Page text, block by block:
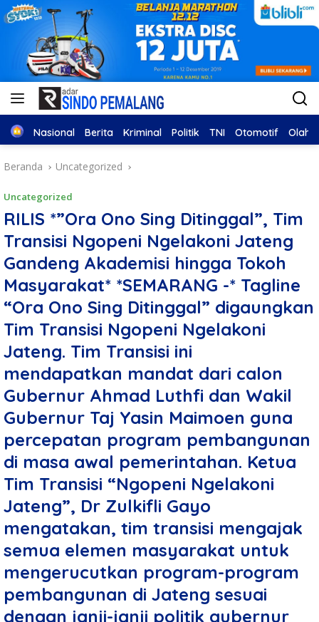
Home
Nasional Berita Kriminal Politik TNI Otomotif
Beranda Uncategorized
Uncategorized
RILIS *”Ora Ono Sing Ditinggal”, Tim
Transisi Ngopeni Ngelakoni Jateng
Gandeng Akademisi hingga Tokoh
Masyarakat* *SEMARANG -* Tagline
“Ora Ono Sing Ditinggal” digaungkan
Tim Transisi Ngopeni Ngelakoni
Jateng. Tim Transisi ini
mendapatkan mandat dari calon
Gubernur Ahmad Luthfi dan Wakil
Gubernur Taj Yasin Maimoen guna
percepatan program pembangunan
di masa awal pemerintahan. Ketua
Tim Transisi “Ngopeni Ngelakoni
Jateng”, Dr Zulkifli Gayo
mengatakan, tim transisi mengajak
semua elemen masyarakat untuk
mengerucutkan program-program
pembangunan di Jateng sesuai
dengan janji-janji politik gubernur